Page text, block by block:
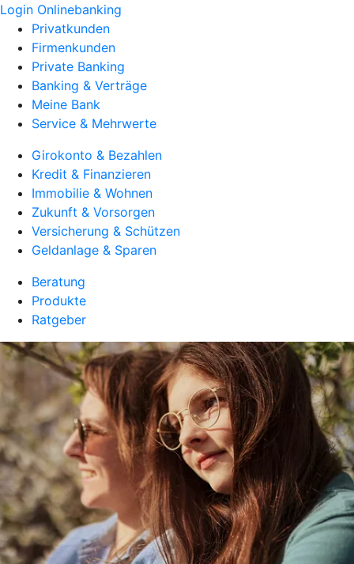
Login Onlinebanking
Privatkunden
Firmenkunden
Private Banking
Banking & Verträge
Meine Bank
Service & Mehrwerte
Girokonto & Bezahlen
Kredit & Finanzieren
Immobilie & Wohnen
Zukunft & Vorsorgen
Versicherung & Schützen
Geldanlage & Sparen
Beratung
Produkte
Ratgeber